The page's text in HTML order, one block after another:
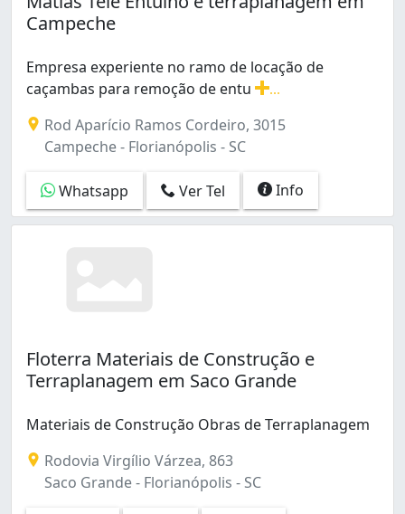
Campeche
Empresa experiente no ramo de locação de
caçambas para remoção de entu
Rod Aparício Ramos Cordeiro, 3015
Campeche - Florianópolis - SC
Whatsapp Ver Tel Info
Floterra Materiais de Construção e
Terraplanagem em Saco Grande
Materiais de Construção Obras de Terraplanagem
Rodovia Virgílio Várzea, 863
Saco Grande - Florianópolis - SC